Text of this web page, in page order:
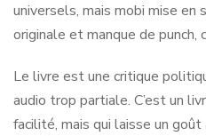
universels, mais mobi mise en
originale et manque de punch,
Le livre est une critique
audio trop partiale. C’est un
facilité, mais qui laisse un goût